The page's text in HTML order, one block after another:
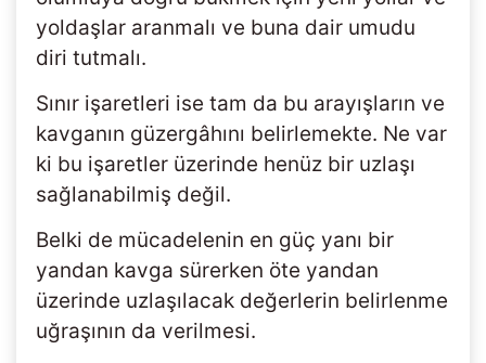
yoldaşlar aranmalı ve buna dair umudu
diri tutmalı.
Sınır işaretleri ise tam da bu arayışların ve
kavganın güzergâhını belirlemekte. Ne var
ki bu işaretler üzerinde henüz bir uzlaşı
sağlanabilmiş değil.
Belki de mücadelenin en güç yanı bir
yandan kavga sürerken öte yandan
üzerinde uzlaşılacak değerlerin belirlenme
uğraşının da verilmesi.